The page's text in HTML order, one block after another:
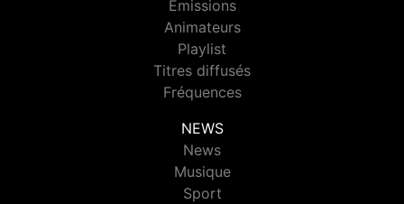
Emissions
Animateurs
Playlist
Titres diffusés
Fréquences
NEWS
News
Musique
Sport